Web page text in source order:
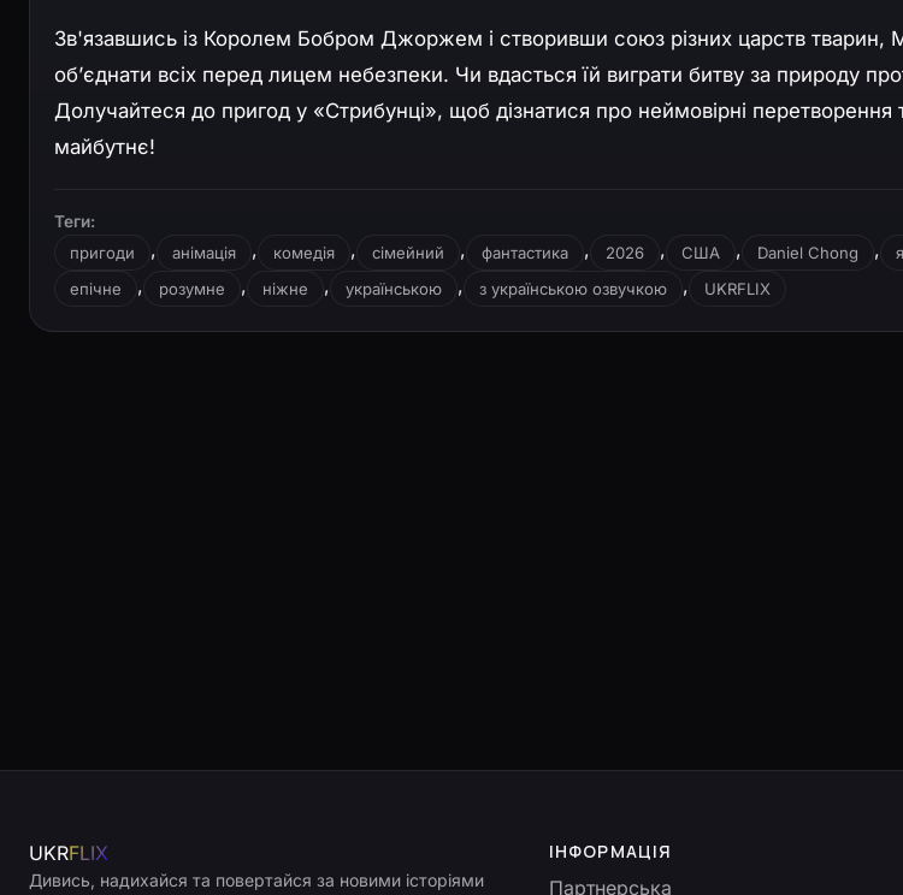
Зв'язавшись із Королем Бобром Джоржем і створивши союз різних царств тварин,
об’єднати всіх перед лицем небезпеки. Чи вдасться їй виграти битву за природу
Долучайтеся до пригод у «Стрибунці», щоб дізнатися про неймовірні перетворення
майбутнє!
Теги:
пригоди
, анімація , комедія , сімейний , фантастика , 2026 , США , Daniel Chong ,
епічне , розумне , ніжне , українською , з українською озвучкою , UKRFLIX
UKRFLIX
Дивись, надихайся та повертайся за новими історіями
ІНФОРМАЦІЯ
Партнерська